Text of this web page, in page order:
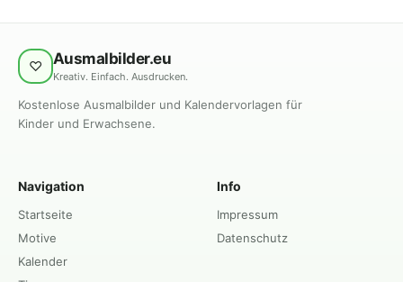
♡ Ausmalbilder.eu
Kreativ. Einfach. Ausdrucken.
Kostenlose Ausmalbilder und Kalendervorlagen für
Kinder und Erwachsene.
Navigation
Startseite
Motive
Kalender
Info
Impressum
Datenschutz